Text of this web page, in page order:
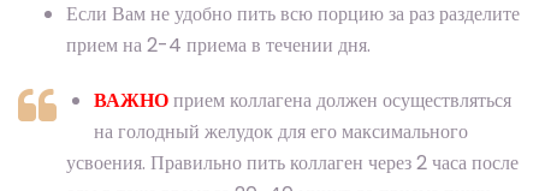
Если Вам не удобно пить всю порцию за раз разделите
прием на 2-4 приема в течении дня.
ВАЖНОприем коллагена должен осуществляться
на голодный желудок для его максимального
усвоения. Правильно пить коллаген через 2 часа после